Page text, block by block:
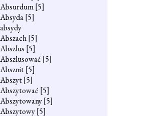
Absurdum[5]
Absyda[5]
absydy
Abszach[5]
Abszlus [5]
Abszlusować [5]
Absznit[5]
Abszyt[5]
Abszytować [5]
Abszytowany[5]
Abszytowy[5]